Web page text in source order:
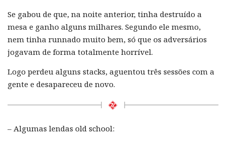
Se gabou de que, na noite anterior, tinha destruído a
mesa e ganho alguns milhares. Segundo ele mesmo,
nem tinha runnado muito bem, só que os adversários
jogavam de forma totalmente horrível.
Logo perdeu alguns stacks, aguentou três sessões com a
gente e desapareceu de novo.
– Algumas lendas old school: